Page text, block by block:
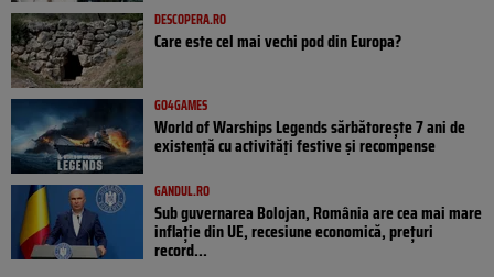
DESCOPERA.RO
Care este cel mai vechi pod din Europa?
GO4GAMES
World of Warships Legends sărbătorește 7 ani de
existență cu activități festive și recompense
GANDUL.RO
Sub guvernarea Bolojan, România are cea mai mare
inflație din UE, recesiune economică, prețuri
record...